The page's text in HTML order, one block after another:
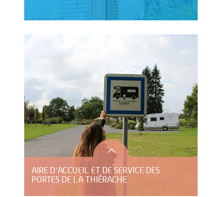
AIRE D'ACCUEIL ET DE SERVICE DES
PORTES DE LA THIÉRACHE